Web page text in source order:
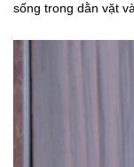
sống trong dằn vặt